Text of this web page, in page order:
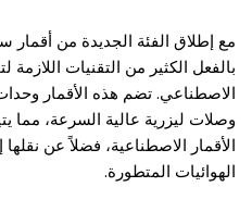
بالفعل الكثير من التقنيات اللازمة
الاصطناعي. تضم هذه الأقمار
وصلات ليزرية عالية السرعة، مما
الأقمار الاصطناعية، فضلاً عن
الهوائيات المتطورة.